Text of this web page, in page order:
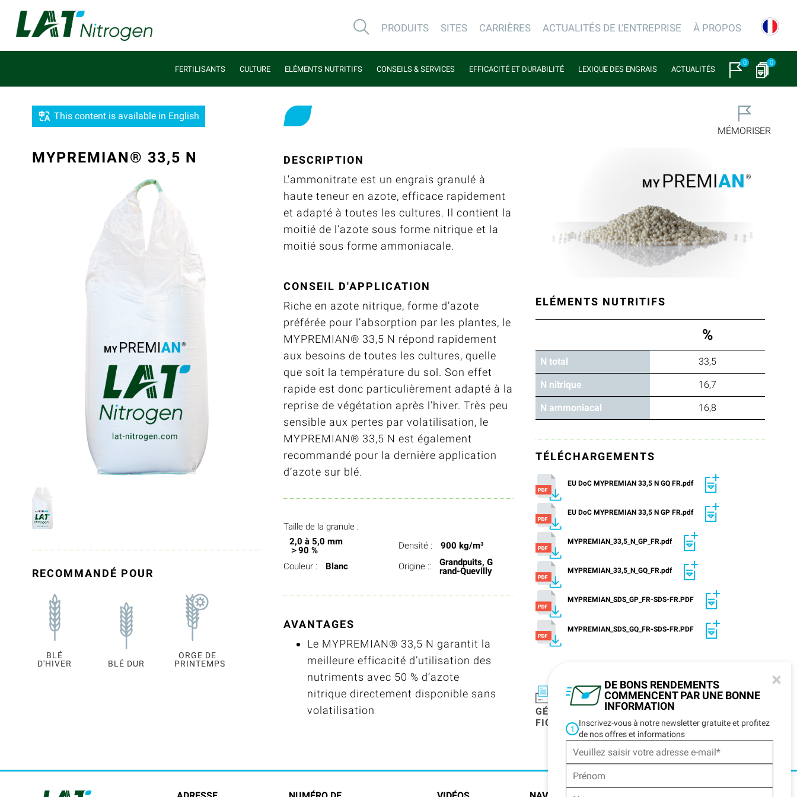
DE BONS RENDEMENTS
COMMENCENT PAR UNE BONNE
INFORMATION
×
1
Inscrivez-vous à notre newsletter gratuite et profitez
de nos offres et informations
PRODUITS SITES CARRIÈRES ACTUALITÉS DE L'ENTREPRISE À PROPOS
FERTILISANTS CULTURE ELÉMENTS NUTRITIFS CONSEILS & SERVICES EFFICACITÉ ET DURABILITÉ LEXIQUE DES ENGRAIS ACTUALITÉS
0 0
This content is available in English
MYPREMIAN® 33,5 N
RECOMMANDÉ POUR
BLÉ
D'HIVER
BLÉ DUR
ORGE DE
PRINTEMPS
DESCRIPTION
L'ammonitrate est un engrais granulé à
haute teneur en azote, efficace rapidement
et adapté à toutes les cultures. Il contient la
moitié de l’azote sous forme nitrique et la
moitié sous forme ammoniacale.
CONSEIL D'APPLICATION
Riche en azote nitrique, forme d’azote
préférée pour l’absorption par les plantes, le
MYPREMIAN® 33,5 N répond rapidement
aux besoins de toutes les cultures, quelle
que soit la température du sol. Son effet
rapide est donc particulièrement adapté à la
reprise de végétation après l’hiver. Très peu
sensible aux pertes par volatilisation, le
MYPREMIAN® 33,5 N est également
recommandé pour la dernière application
d’azote sur blé.
Taille de la granule :
2,0 à 5,0 mm
＞90 %
Densité :
900 kg/m³
Couleur :
Blanc Origine ::
Grandpuits, G
rand-Quevilly
AVANTAGES
Le MYPREMIAN® 33,5 N garantit la
meilleure efficacité d’utilisation des
nutriments avec 50 % d’azote
nitrique directement disponible sans
volatilisation
MÉMORISER
ELÉMENTS NUTRITIFS
%
N total 33,5
N nitrique 16,7
N ammoniacal 16,8
TÉLÉCHARGEMENTS
EU DoC MYPREMIAN 33,5 N GQ FR.pdf
EU DoC MYPREMIAN 33,5 N GP FR.pdf
MYPREMIAN_33,5_N_GP_FR.pdf
MYPREMIAN_33,5_N_GQ_FR.pdf
MYPREMIAN_SDS_GP_FR-SDS-FR.PDF
MYPREMIAN_SDS_GQ_FR-SDS-FR.PDF
GÉNÉRER UNE
FICHE PRODUIT
AJOUTER LA
FICHE PRODUIT
AU PANIER DE